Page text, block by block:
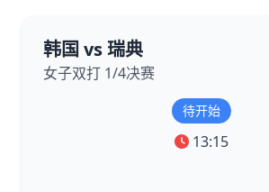
韩国 vs 瑞典
女子双打 1/4决赛
待开始
13:15